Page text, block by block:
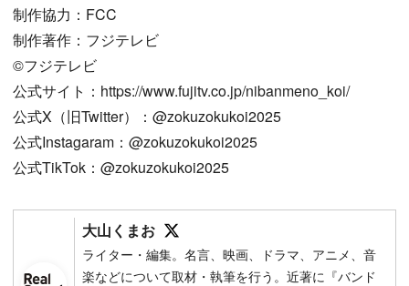
制作協力：FCC
制作著作：フジテレビ
©︎フジテレビ
公式サイト：https://www.fujitv.co.jp/nibanmeno_koi/
公式X（旧Twitter）：@zokuzokukoi2025
公式Instagaram：@zokuzokukoi2025
公式TikTok：@zokuzokukoi2025
大山くまお
ライター・編集。名言、映画、ドラマ、アニメ、音
楽などについて取材・執筆を行う。近著に『バンド